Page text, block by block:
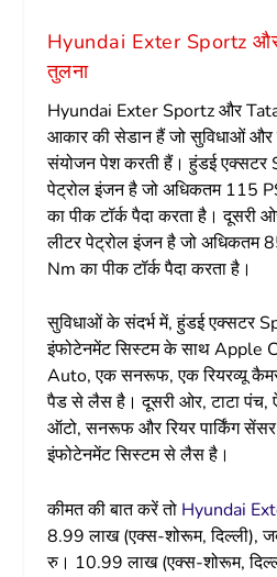
Hyundai Exter Sportz
तुलना
Hyundai Exter Sportz और Tata
आकार की सेडान हैं जो सुविधाओं और
संयोजन पेश करती हैं। हुंडई एक्सटर
पेट्रोल इंजन है जो अधिकतम 115
का पीक टॉर्क पैदा करता है।
लीटर पेट्रोल इंजन है जो अधिकतम
Nm का पीक टॉर्क पैदा करता है।
सुविधाओं के संदर्भ में, हुंडई एक्सटर
इंफोटेनमेंट सिस्टम के साथ Apple
Auto, एक सनरूफ, एक रियरव्यू
पैड से लैस है। दूसरी ओर, टाटा पंच,
ऑटो, सनरूफ और रियर पार्किंग
इंफोटेनमेंट सिस्टम से लैस है।
कीमत की बात करें तो Hyundai
8.99 लाख (एक्स-शोरूम, दिल्ली),
रु। 10.99 लाख (एक्स-शोरूम,